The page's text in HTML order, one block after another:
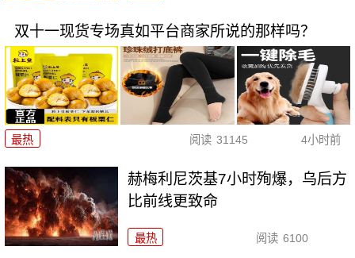
双十一现货专场真如平台商家所说的那样吗？
最热 阅读 31145 4小时前
赫梅利尼茨基7小时殉爆，乌后方
比前线更致命
最热 阅读 6100